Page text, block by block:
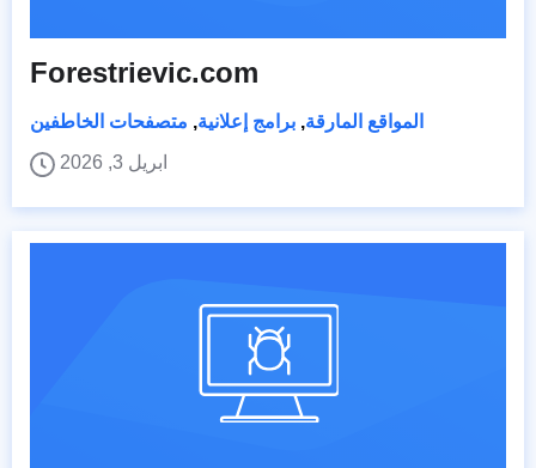
Forestrievic.com
المواقع المارقة, برامج إعلانية, متصفحات الخاطفين
ابريل 3, 2026